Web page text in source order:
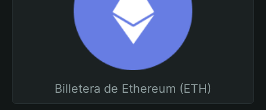
Billetera de Ethereum (ETH)